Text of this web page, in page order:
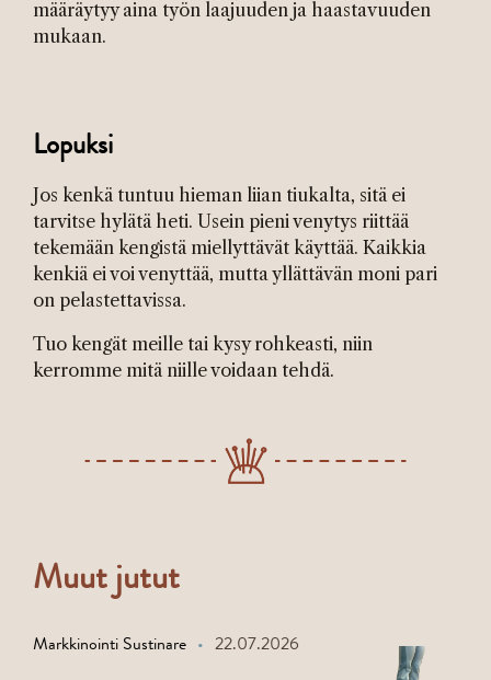
määräytyy aina työn laajuuden ja haastavuuden
mukaan.
Lopuksi
Jos kenkä tuntuu hieman liian tiukalta, sitä ei
tarvitse hylätä heti. Usein pieni venytys riittää
tekemään kengistä miellyttävät käyttää. Kaikkia
kenkiä ei voi venyttää, mutta yllättävän moni pari
on pelastettavissa.
Tuo kengät meille tai kysy rohkeasti, niin
kerromme mitä niille voidaan tehdä.
Muut jutut
Markkinointi Sustinare 22.07.2026